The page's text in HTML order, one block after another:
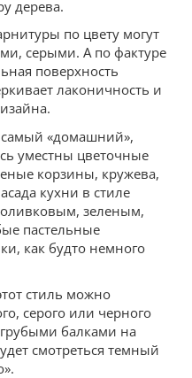
дерева.
по цвету могут
серыми. А по фактуре
поверхность
лаконичность и
самый «домашний»,
уместны цветочные
корзины, кружева,
кухни в стиле
зеленым,
пастельные
как будто немного
стиль можно
серого или черного
балками на
смотреться темный